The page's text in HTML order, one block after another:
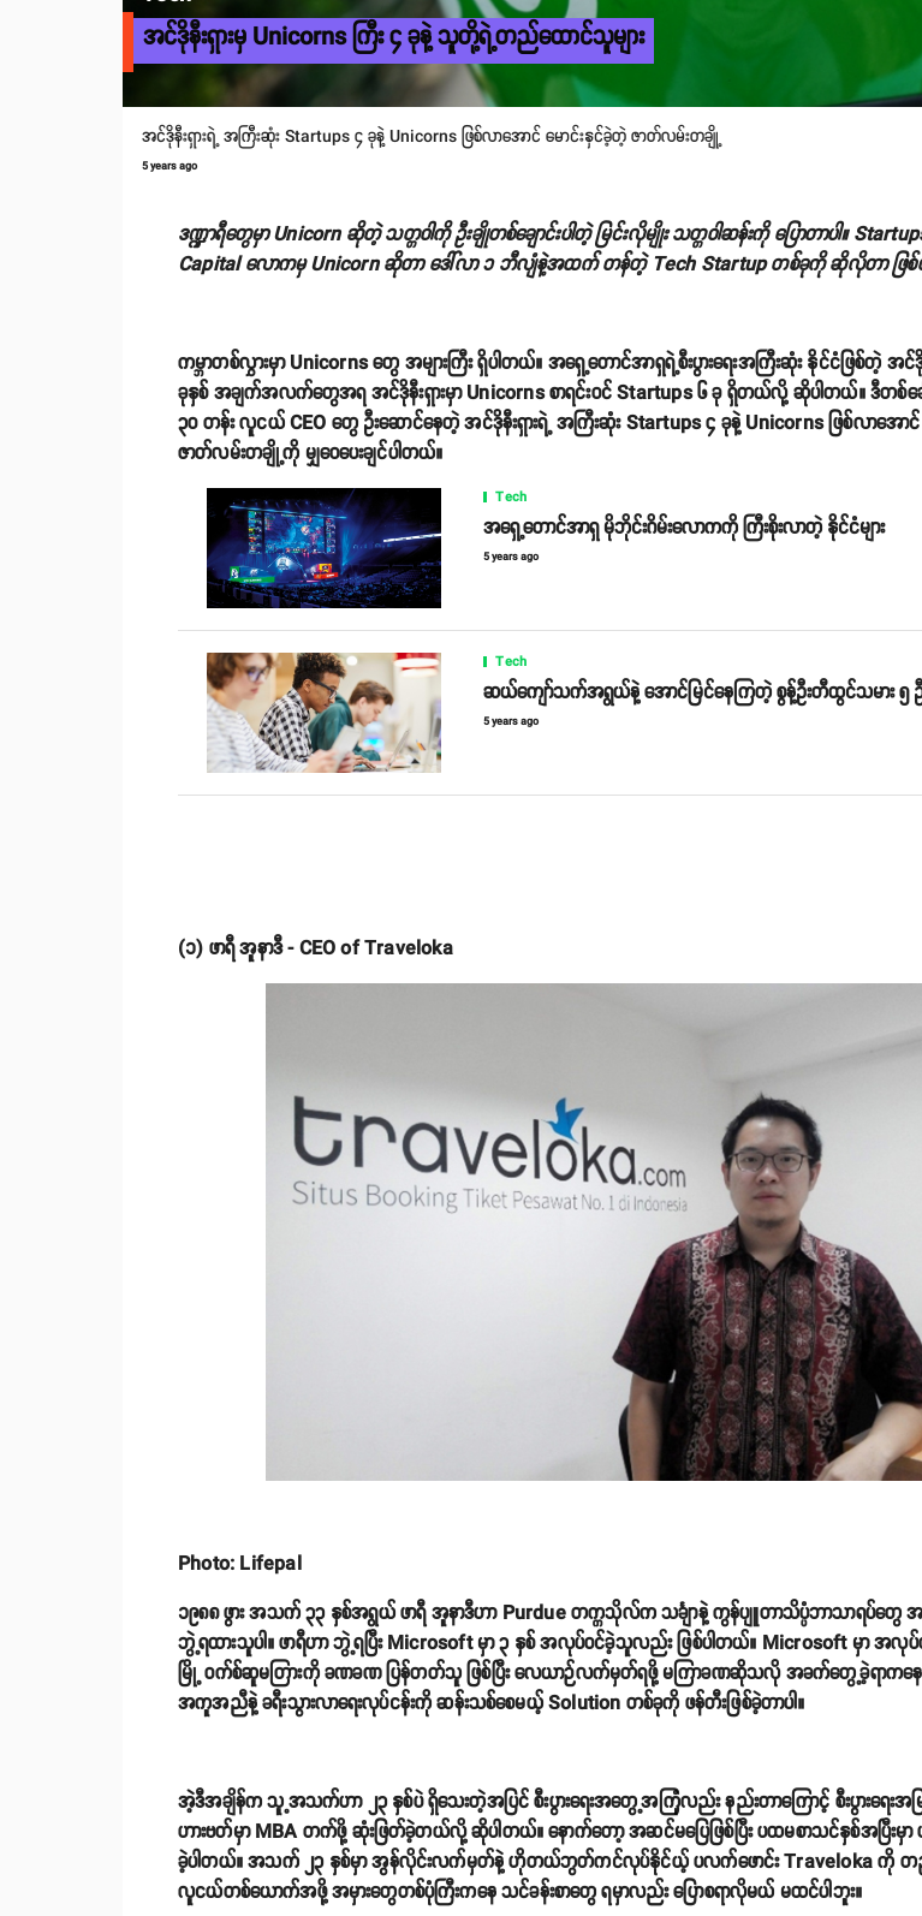
အင်ဒိုနီးရှားမှ Unicorns ကြီး ၄ ခုနဲ့ သူတို့ရဲ့တည်ထောင်သူများ
အင်ဒိုနီးရှားရဲ့ အကြီးဆုံး Startups ၄ ခုနဲ့ Unicorns ဖြစ်လာအောင် မောင်းနှင်ခဲ့တဲ့ ဇာတ်လမ်းတချို့
5 years ago
ဒဏ္ဍာရီတွေမှာ Unicorn ဆိုတဲ့ သတ္တဝါကို ဦးချိုတစ်ချောင်းပါတဲ့ မြင်းလိုမျိုး သတ္တဝါဆန်းကို ပြောတာပါ။
Capital လောကမှ Unicorn ဆိုတာ ဒေါ်လာ ၁ ဘီလျံနဲ့အထက် တန်တဲ့ Tech Startup တစ်ခုကို ဆိုလိုတာ ဖြစ်
ကမ္ဘာတစ်လွှားမှာ Unicorns တွေ အများကြီး ရှိပါတယ်။ အရှေ့တောင်အာရှရဲ့စီးပွားရေးအကြီးဆုံး နိုင်ငံဖြစ်တဲ့ အင်ဒို
ခုနှစ် အချက်အလက်တွေအရ အင်ဒိုနီးရှားမှာ Unicorns စာရင်းဝင် Startups ၆ ခု ရှိတယ်လို့ ဆိုပါတယ်။ ဒီတစ်
၃၀ တန်း လူငယ် CEO တွေ ဦးဆောင်နေတဲ့ အင်ဒိုနီးရှားရဲ့ အကြီးဆုံး Startups ၄ ခုနဲ့ Unicorns ဖြစ်လာအော
ဇာတ်လမ်းတချို့ကို မျှဝေပေးချင်ပါတယ်။
Tech
အရှေ့တောင်အာရှ မိုဘိုင်းဂိမ်းလောကကို ကြီးစိုးလာတဲ့ နိုင်ငံများ
5 years ago
Tech
ဆယ်ကျော်သက်အရွယ်နဲ့ အောင်မြင်နေကြတဲ့ စွန့်ဦးတီထွင်သမား ၅
5 years ago
(၁) ဖာရီ အူနာဒီ - CEO of Traveloka
Photo: Lifepal
၁၉၈၈ ဖွား အသက် ၃၃ နှစ်အရွယ် ဖာရီ အူနာဒီဟာ Purdue တက္ကသိုလ်က သင်္ချာနဲ့ ကွန်ပျူတာသိပ္ပံဘာသာရပ်တွေ အ
ဘွဲ့ရထားသူပါ။ ဖာရီဟာ ဘွဲ့ရပြီး Microsoft မှာ ၃ နှစ် အလုပ်ဝင်ခဲ့သူလည်း ဖြစ်ပါတယ်။ Microsoft မှာ အလု
မြို့ ဝက်စ်ဆူမတြားကို ခဏခဏ ပြန်တတ်သူ ဖြစ်ပြီး လေယာဉ်လက်မှတ်ရဖို့ မကြာခဏဆိုသလို အခက်တွေ့ခဲ့ရာကန
အကူအညီနဲ့ ခရီးသွားလာရေးလုပ်ငန်းကို ဆန်းသစ်စေမယ့် Solution တစ်ခုကို ဖန်တီးဖြစ်ခဲ့တာပါ။
အဲ့ဒီအချိန်က သူ့အသက်ဟာ ၂၃ နှစ်ပဲ ရှိသေးတဲ့အပြင် စီးပွားရေးအတွေ့အကြုံလည်း နည်းတာကြောင့် စီးပွားရေးအမ
ဟားဗတ်မှာ MBA တက်ဖို့ ဆုံးဖြတ်ခဲ့တယ်လို့ ဆိုပါတယ်။ နောက်တော့ အဆင်မပြေဖြစ်ပြီး ပထမစာသင်နှစ်အပြီး
ခဲ့ပါတယ်။ အသက် ၂၃ နှစ်မှာ အွန်လိုင်းလက်မှတ်နဲ့ ဟိုတယ်ဘွတ်ကင်လုပ်နိုင်ယ့် ပလက်ဖောင်း Traveloka ကို
လူငယ်တစ်ယောက်အဖို့ အမှားတွေတစ်ပုံကြီးကနေ သင်ခန်းစာတွေ ရမှာလည်း ပြောစရာလိုမယ် မထင်ပါဘူး။